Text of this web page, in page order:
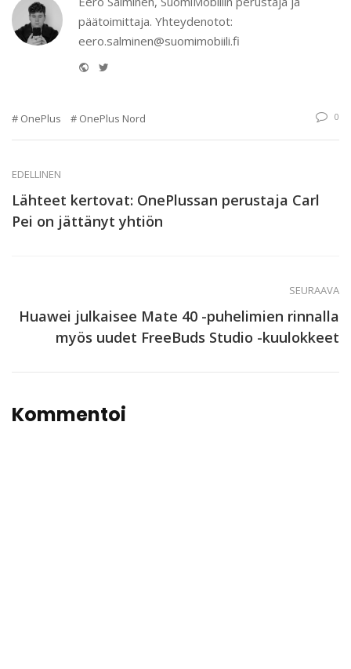
päätoimittaja. Yhteydenotot:
eero.salminen@suomimobiili.fi
Website
OnePlus OnePlus Nord 0
EDELLINEN
Lähteet kertovat: OnePlussan perustaja Carl
Pei on jättänyt yhtiön
SEURAAVA
Huawei julkaisee Mate 40 -puhelimien rinnalla
myös uudet FreeBuds Studio -kuulokkeet
Kommentoi